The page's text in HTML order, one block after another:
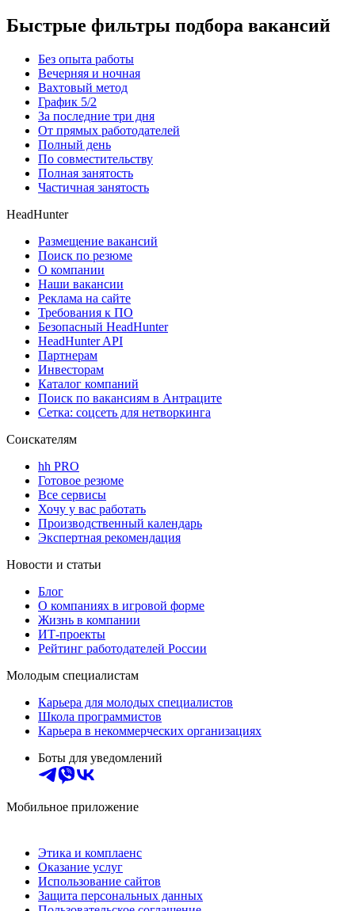
Быстрые фильтры подбора вакансий
Без опыта работы
Вечерняя и ночная
Вахтовый метод
График 5/2
За последние три дня
От прямых работодателей
Полный день
По совместительству
Полная занятость
Частичная занятость
HeadHunter
Размещение вакансий
Поиск по резюме
О компании
Наши вакансии
Реклама на сайте
Требования к ПО
Безопасный HeadHunter
HeadHunter API
Партнерам
Инвесторам
Каталог компаний
Поиск по вакансиям в Антраците
Сетка: соцсеть для нетворкинга
Соискателям
hh PRO
Готовое резюме
Все сервисы
Хочу у вас работать
Производственный календарь
Экспертная рекомендация
Новости и статьи
Блог
О компаниях в игровой форме
Жизнь в компании
ИТ-проекты
Рейтинг работодателей России
Молодым специалистам
Карьера для молодых специалистов
Школа программистов
Карьера в некоммерческих организациях
Боты для уведомлений
Мобильное приложение
Этика и комплаенс
Оказание услуг
Использование сайтов
Защита персональных данных